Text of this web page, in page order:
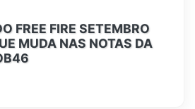
FREE FIRE SETEMBRO
MUDA NAS NOTAS DA